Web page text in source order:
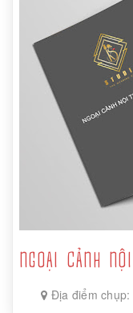
NGOẠI CẢNH
Địa điểm chụp: